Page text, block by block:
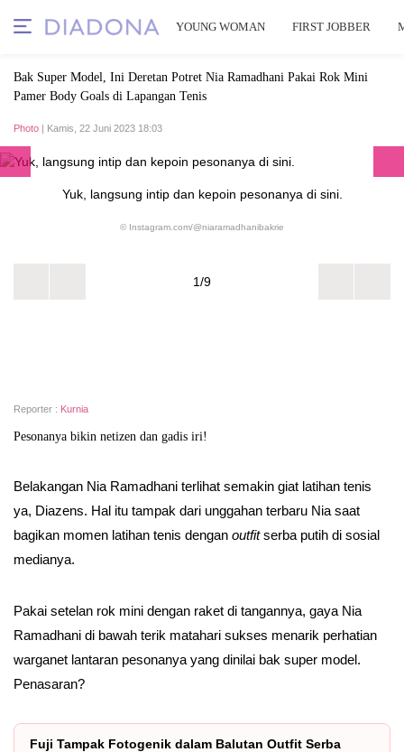
YOUNG WOMAN FIRST JOBBER
Bak Super Model, Ini Deretan Potret Nia Ramadhani Pakai Rok Mini
Pamer Body Goals di Lapangan Tenis
Photo | Kamis, 22 Juni 2023 18:03
Yuk, langsung intip dan kepoin pesonanya di sini.
© Instagram.com/@niaramadhanibakrie
1/9
Reporter : Kurnia
Pesonanya bikin netizen dan gadis iri!
Belakangan Nia Ramadhani terlihat semakin giat latihan tenis
ya, Diazens. Hal itu tampak dari unggahan terbaru Nia saat
bagikan momen latihan tenis dengan outfitserba putih di sosial
medianya.
Pakai setelan rok mini dengan raket di tangannya, gaya Nia
Ramadhani di bawah terik matahari sukses menarik perhatian
warganet lantaran pesonanya yang dinilai bak super model.
Penasaran?
Fuji Tampak Fotogenik dalam Balutan Outfit Serba